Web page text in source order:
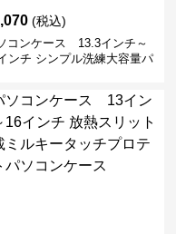
(税込)
コンケース 13.3インチ～
ンチ シンプル洗練大容量パ